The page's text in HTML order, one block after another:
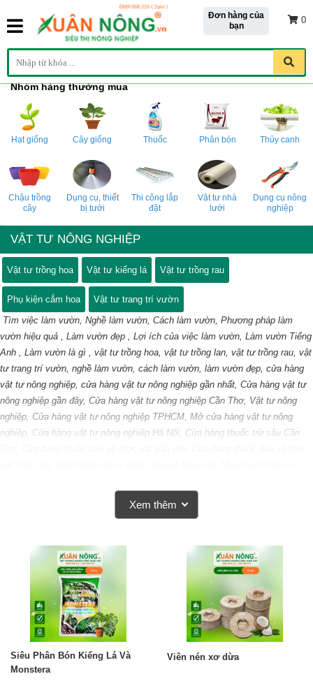
Đơn hàng của
bạn
0
Nhóm hàng thường mua
Hạt giống Cây giống Thuốc Phân bón Thủy canh
Chậu trồng
cây
Dụng cụ, thiết
bị tưới
Thi công lắp
đặt
Vật tư nhà
lưới
Dụng cụ nông
nghiệp
VẬT TƯ NÔNG NGHIỆP
Vật tư trồng hoa Vật tư kiểng lá Vật tư trồng rau
Phụ kiện cắm hoa
Vật tư trang trí vườn
Tìm việc làm vườn, Nghề làm vườn, Cách làm vườn, Phương pháp làm
vườn hiệu quả , Làm vườn đẹp , Lợi ích của việc làm vườn, Làm vườn Tiếng
Anh , Làm vườn là gì , vật tư trồng hoa, vật tư trồng lan, vật tư trồng rau, vật
tư trang trí vườn, nghề làm vườn, cách làm vườn, làm vườn đẹp, cửa hàng
vật tư nông nghiệp, cửa hàng vật tư nông nghiệp gần nhất, Cửa hàng vật tư
nông nghiệp gần đây, Cửa hàng vật tư nông nghiệp Cần Thơ, Vật tư nông
nghiệp, Cửa hàng vật tư nông nghiệp TPHCM, Mở cửa hàng vật tư nông
nghiệp, Cửa hàng vật tư nông nghiệp Hà Nội, Cửa hàng thuốc trừ sâu Cần
Xem thêm
Siêu Phân Bón Kiểng Lá Và
Monstera
Viên nén xơ dừa